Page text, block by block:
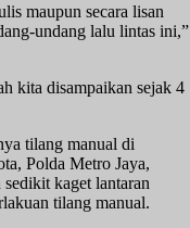
maupun secara lisan
undang lalu lintas ini,”
kita disampaikan sejak 4
tilang manual di
Polda Metro Jaya,
kaget lantaran
tilang manual.